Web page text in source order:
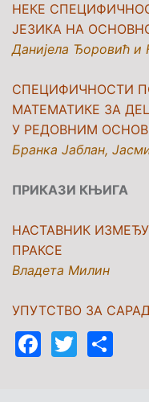
НЕКЕ
ЈЕЗИКА НА
Данијела Ђоровић и
СПЕЦИФИЧНОСТИ
МАТЕМАТИКЕ ЗА
У РЕДОВНИМ
Бранка Јаблан,
ПРИКАЗИ КЊИГА
НАСТАВНИК
ПРАКСЕ
Владета Милин
УПУТСТВО ЗА
Facebook
Twitter